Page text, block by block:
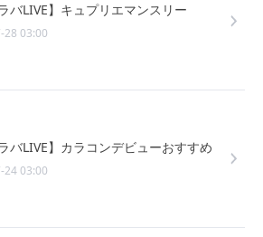
ラバLIVE】キュプリエマンスリー
28 03:00
ラバLIVE】カラコンデビューおすすめ
24 03:00